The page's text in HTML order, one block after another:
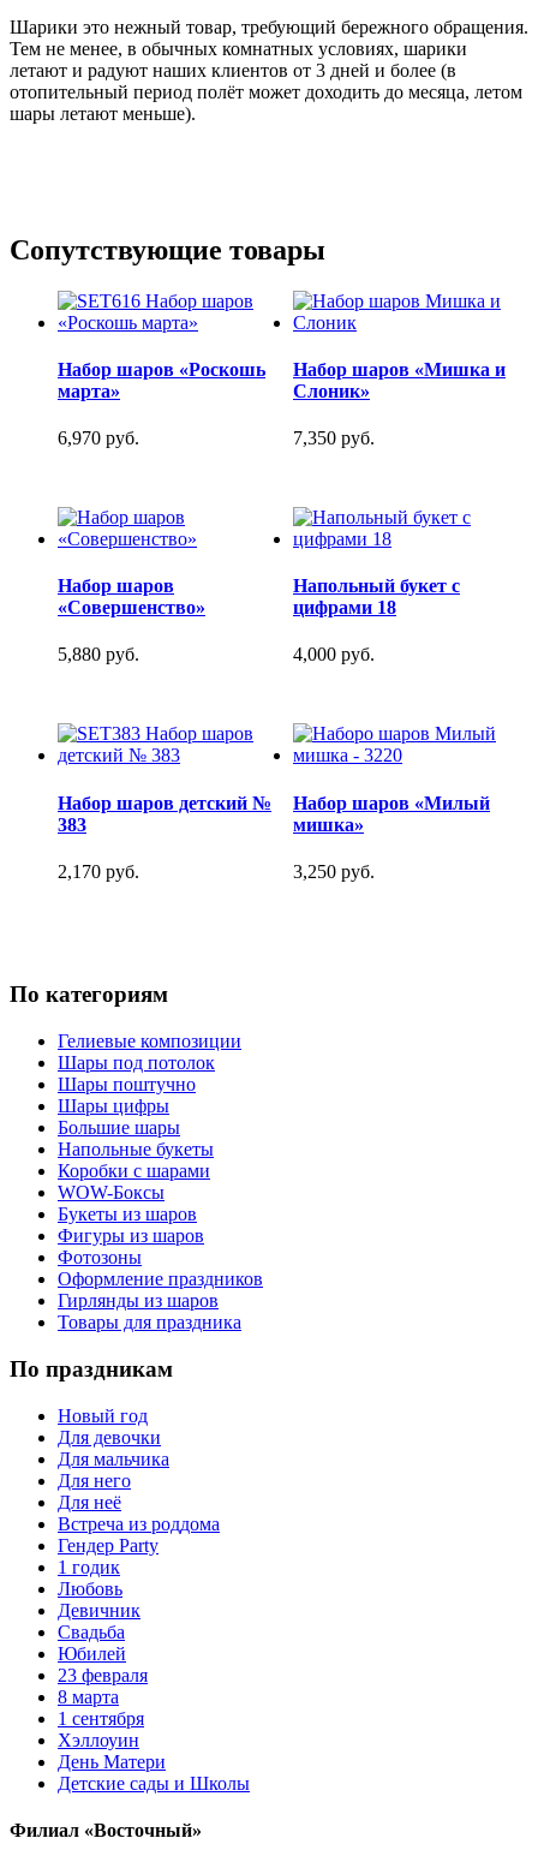
Шарики это нежный товар, требующий бережного обращения.
Тем не менее, в обычных комнатных условиях, шарики
летают и радуют наших клиентов от 3 дней и более (в
отопительный период полёт может доходить до месяца, летом
шары летают меньше).
Сопутствующие товары
Набор шаров «Роскошь
марта»
6,970 руб.
Набор шаров «Мишка и
Слоник»
7,350 руб.
Набор шаров
«Совершенство»
5,880 руб.
Напольный букет с
цифрами 18
4,000 руб.
Набор шаров детский №
383
2,170 руб.
Набор шаров «Милый
мишка»
3,250 руб.
По категориям
Гелиевые композиции
Шары под потолок
Шары поштучно
Шары цифры
Большие шары
Напольные букеты
Коробки с шарами
WOW-Боксы
Букеты из шаров
Фигуры из шаров
Фотозоны
Оформление праздников
Гирлянды из шаров
Товары для праздника
По праздникам
Новый год
Для девочки
Для мальчика
Для него
Для неё
Встреча из роддома
Гендер Party
1 годик
Любовь
Девичник
Свадьба
Юбилей
23 февраля
8 марта
1 сентября
Хэллоуин
День Матери
Детские сады и Школы
Филиал «Восточный»